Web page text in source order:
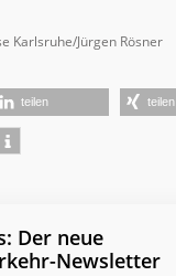
Karlsruhe/Jürgen Rösner
teilen teilen
Der neue
Newsletter